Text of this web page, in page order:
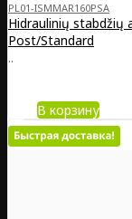
PL01-ISMMAR160PSA
Hidraulinių stabdžių
Post/Standard
..
В корзину